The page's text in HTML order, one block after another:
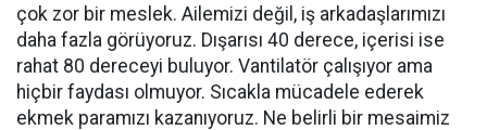
çok zor bir meslek. Ailemizi değil, iş arkadaşlarımızı
daha fazla görüyoruz. Dışarısı 40 derece, içerisi ise
rahat 80 dereceyi buluyor. Vantilatör çalışıyor ama
hiçbir faydası olmuyor. Sıcakla mücadele ederek
ekmek paramızı kazanıyoruz. Ne belirli bir mesaimiz